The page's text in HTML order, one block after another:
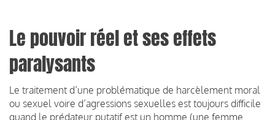
Le pouvoir réel et ses effets
paralysants
Le traitement d’une problématique de harcèlement moral
ou sexuel voire d’agressions sexuelles est toujours difficile
quand le prédateur putatif est un homme (une femme